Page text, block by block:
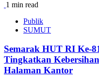
1 min read
Publik
SUMUT
Semarak HUT RI Ke-
Tingkatkan
Halaman Kantor